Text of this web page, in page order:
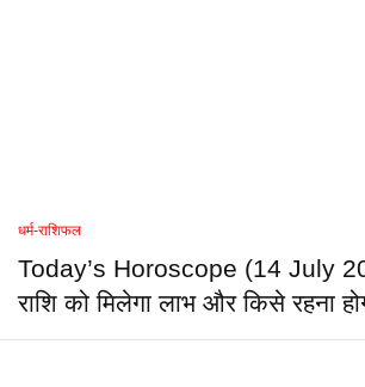
धर्म-राशिफल
Today’s Horoscope (14 July
राशि को मिलेगा लाभ और किसे रहना